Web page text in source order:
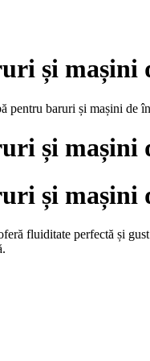
și mașini
pentru baruri și mașini de
și mașini
și mașini
fluiditate perfectă și